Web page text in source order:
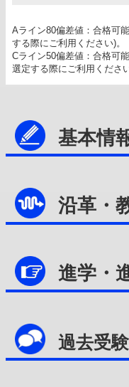
Aライン80偏差値：合格可
する際にご利用ください)。
Cライン50偏差値：合格可
選定する際にご利用ください
基本情
沿革・
進学・
過去受